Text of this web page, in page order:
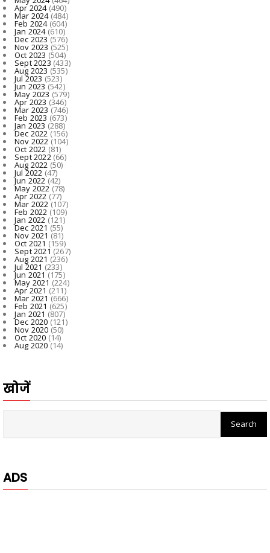
Apr 2024(490)
Mar 2024(484)
Feb 2024(604)
Jan 2024(610)
Dec 2023(576)
Nov 2023 (525)
Oct 2023 (504)
Sept 2023 (433)
Aug 2023 (535)
Jul 2023 (523)
Jun 2023(542)
May 2023(579)
Apr 2023 (346)
Mar 2023 (746)
Feb 2023 (673)
Jan 2023 (288)
Dec 2022(156)
Nov 2022 (104)
Oct 2022 (81)
Sept 2022(66)
Aug 2022 (50)
Jul 2022 (47)
Jun 2022(42)
May 2022(78)
Apr 2022 (77)
Mar 2022(107)
Feb 2022 (109)
Jan 2022 (121)
Dec 2021 (55)
Nov 2021 (81)
Oct 2021 (159)
Sept 2021 (267)
Aug 2021 (236)
Jul 2021 (233)
Jun 2021(175)
May 2021(224)
Apr 2021 (211)
Mar 2021 (666)
Feb 2021 (625)
Jan 2021 (807)
Dec 2020(121)
Nov 2020 (50)
Oct 2020 (14)
Aug 2020(14)
खोजें
ADS